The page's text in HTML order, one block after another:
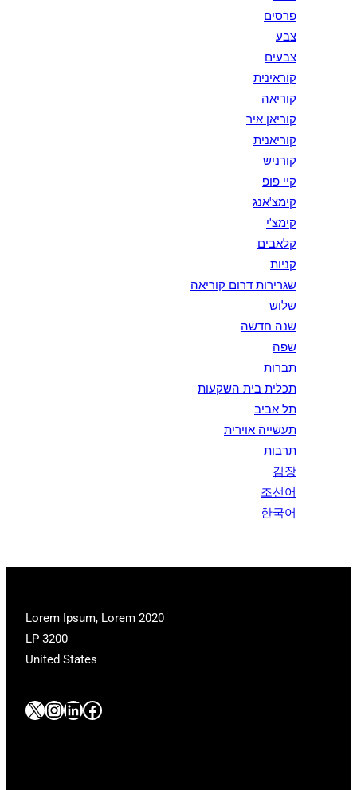
פרסים
צבע
צבעים
קוראינית
קוריאה
קוריאן איר
קוריאנית
קורניש
קיי פופ
קימצ'אנג
קימצ'י
קלאבים
קניות
שגרירות דרום קוריאה
שלוש
שנה חדשה
שפה
תברות
תכלית בית השקעות
תל אביב
תעשייה אוירית
תרבות
김장
조선어
한국어
2020 Lorem Ipsum, Lorem
LP 3200
United States
#
#
#
#